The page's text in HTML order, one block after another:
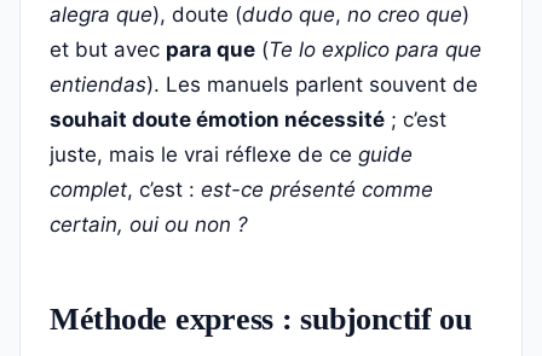
alegra que), doute (dudo que, no creo que)
et but avec para que (Te lo explico para que
entiendas). Les manuels parlent souvent de
souhait doute émotion nécessité ; c’est
juste, mais le vrai réflexe de ce guide
complet, c’est : est-ce présenté comme
certain, oui ou non ?
Méthode express : subjonctif ou